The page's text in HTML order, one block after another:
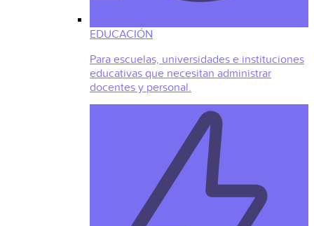
EDUCACIÓN
Para escuelas, universidades e instituciones
educativas que necesitan administrar
docentes y personal.